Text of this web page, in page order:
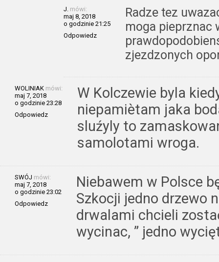
J. mówi:
maj 8, 2018
o godzinie 21:25
Odpowiedz
Radze tez
moga pieprznac
zjezdzonych
WOLINIAK mówi:
maj 7, 2018
o godzinie 23:28
Odpowiedz
W Kolczewie byla
niepamiètam jaka
sluźyly to
samolotami wroga.
SWÓJ mówi:
maj 7, 2018
o godzinie 23:02
Odpowiedz
Niebawem w Polsce
Szkocji jedno drzewo
drwalami chcieli
wycinac, ” jedno